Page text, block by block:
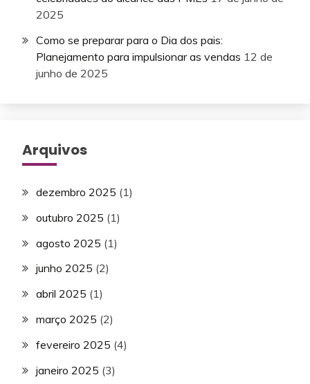
2025
Como se preparar para o Dia dos pais:
Planejamento para impulsionar as vendas 12 de
junho de 2025
Arquivos
dezembro 2025 (1)
outubro 2025 (1)
agosto 2025 (1)
junho 2025 (2)
abril 2025 (1)
março 2025 (2)
fevereiro 2025 (4)
janeiro 2025 (3)